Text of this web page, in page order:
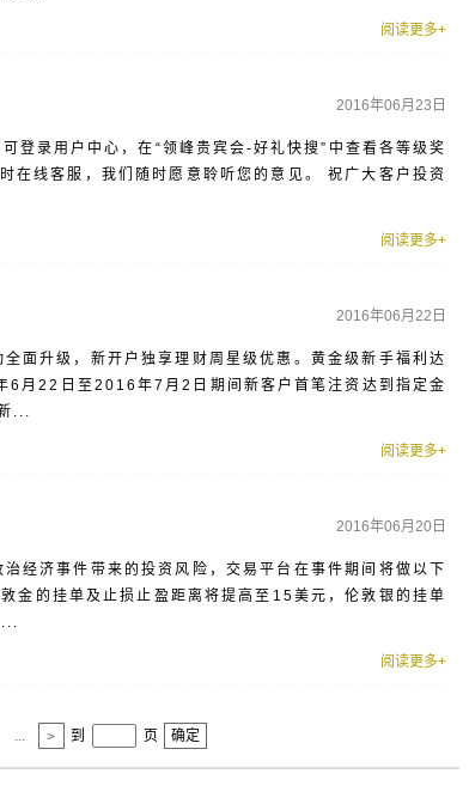
阅读更多+
2016年06月23日
登录用户中心，在“领峰贵宾会-好礼快搜”中查看各等级奖
在线客服，我们随时愿意聆听您的意见。 祝广大客户投资
阅读更多+
2016年06月22日
面升级，新开户独享理财周星级优惠。黄金级新手福利达
月22日至2016年7月2日期间新客户首笔注资达到指定金
...
阅读更多+
2016年06月20日
经济事件带来的投资风险，交易平台在事件期间将做以下
的挂单及止损止盈距离将提高至15美元，伦敦银的挂单
阅读更多+
... > 到 页 确定